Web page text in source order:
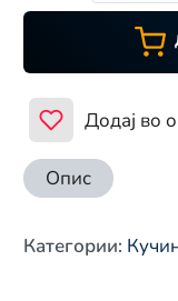
Додај во
Опис
Категории: